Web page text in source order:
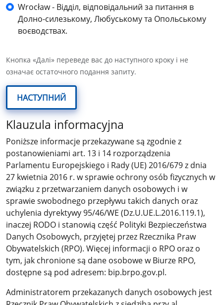
Wrocław - Відділ, відповідальний за питання в
Долно-силезькому, Любуському та Опольському
воєводствах.
Кнопка «Далі» переведе вас до наступного кроку і не
означає остаточного подання запиту.
НАСТУПНИЙ
Klauzula informacyjna
Poniższe informacje przekazywane są zgodnie z
postanowieniami art. 13 i 14 rozporządzenia
Parlamentu Europejskiego i Rady (UE) 2016/679 z dnia
27 kwietnia 2016 r. w sprawie ochrony osób fizycznych w
związku z przetwarzaniem danych osobowych i w
sprawie swobodnego przepływu takich danych oraz
uchylenia dyrektywy 95/46/WE (Dz.U.UE.L.2016.119.1),
inaczej RODO i stanowią część Polityki Bezpieczeństwa
Danych Osobowych, przyjętej przez Rzecznika Praw
Obywatelskich (RPO). Więcej informacji o RPO oraz o
tym, jak chronione są dane osobowe w Biurze RPO,
dostępne są pod adresem: bip.brpo.gov.pl.
Administratorem przekazanych danych osobowych jest